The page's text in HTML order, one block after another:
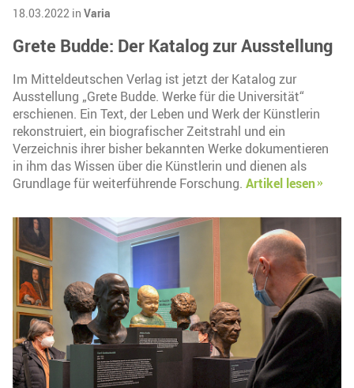
18.03.2022 in Varia
Grete Budde: Der Katalog zur Ausstellung
Im Mitteldeutschen Verlag ist jetzt der Katalog zur
Ausstellung „Grete Budde. Werke für die Universität“
erschienen. Ein Text, der Leben und Werk der Künstlerin
rekonstruiert, ein biografischer Zeitstrahl und ein
Verzeichnis ihrer bisher bekannten Werke dokumentieren
in ihm das Wissen über die Künstlerin und dienen als
Grundlage für weiterführende Forschung. Artikel lesen